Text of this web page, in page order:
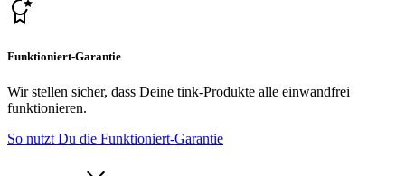
Funktioniert-Garantie
Wir stellen sicher, dass Deine tink-Produkte alle einwandfrei
funktionieren.
So nutzt Du die Funktioniert-Garantie